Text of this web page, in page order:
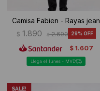
Camisa Fabien - Rayas jean
$ 1.890 $ 2.690 29
$ 1.607
Llega el lunes - MVD